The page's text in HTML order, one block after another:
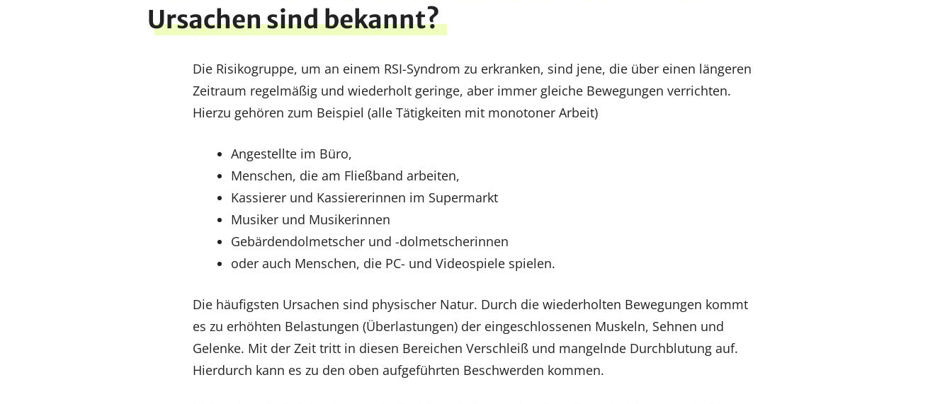
Ursachen sind bekannt?
Die Risikogruppe, um an einem RSI-Syndrom zu erkranken, sind jene, die über einen längeren
Zeitraum regelmäßig und wiederholt geringe, aber immer gleiche Bewegungen verrichten.
Hierzu gehören zum Beispiel (alle Tätigkeiten mit monotoner Arbeit)
Angestellte im Büro,
Menschen, die am Fließband arbeiten,
Kassierer und Kassiererinnen im Supermarkt
Musiker und Musikerinnen
Gebärdendolmetscher und -dolmetscherinnen
oder auch Menschen, die PC- und Videospiele spielen.
Die häufigsten Ursachen sind physischer Natur. Durch die wiederholten Bewegungen kommt
es zu erhöhten Belastungen (Überlastungen) der eingeschlossenen Muskeln, Sehnen und
Gelenke. Mit der Zeit tritt in diesen Bereichen Verschleiß und mangelnde Durchblutung auf.
Hierdurch kann es zu den oben aufgeführten Beschwerden kommen.